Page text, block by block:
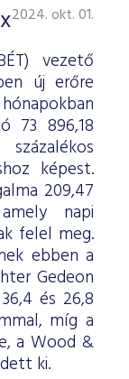
2024. okt. 01.
vezető
új erőre
73 896,18
képest.
209,47
napi
felel meg.
ebben a
Gedeon
és 26,8
míg a
a Wood &
ki.